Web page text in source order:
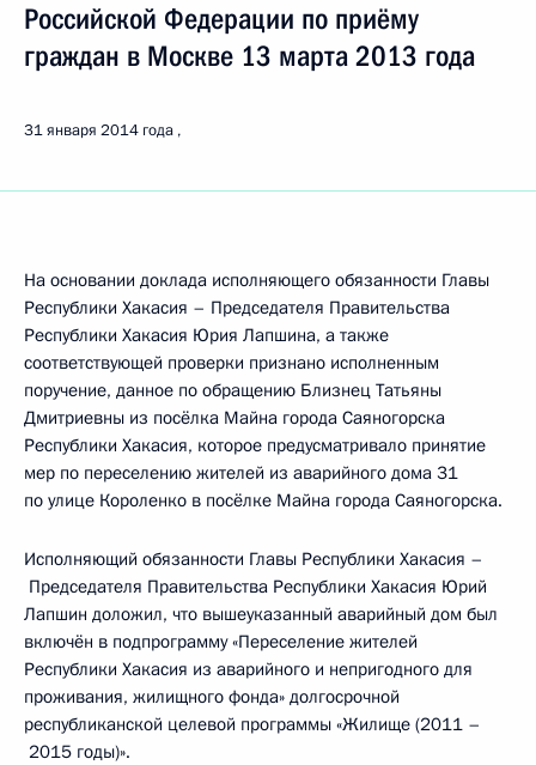
Российской Федерации по приёму
граждан в Москве 13 марта 2013 года
31 января 2014 года
На основании доклада исполняющего обязанности Главы
Республики Хакасия – Председателя Правительства
Республики Хакасия Юрия Лапшина, а также
соответствующей проверки признано исполненным
поручение, данное по обращению Близнец Татьяны
Дмитриевны из посёлка Майна города Саяногорска
Республики Хакасия, которое предусматривало принятие
мер по переселению жителей из аварийного дома 31
по улице Короленко в посёлке Майна города Саяногорска.
Исполняющий обязанности Главы Республики Хакасия –
Председателя Правительства Республики Хакасия Юрий
Лапшин доложил, что вышеуказанный аварийный дом был
включён в подпрограмму «Переселение жителей
Республики Хакасия из аварийного и непригодного для
проживания, жилищного фонда» долгосрочной
республиканской целевой программы «Жилище (2011 –
2015 годы)».